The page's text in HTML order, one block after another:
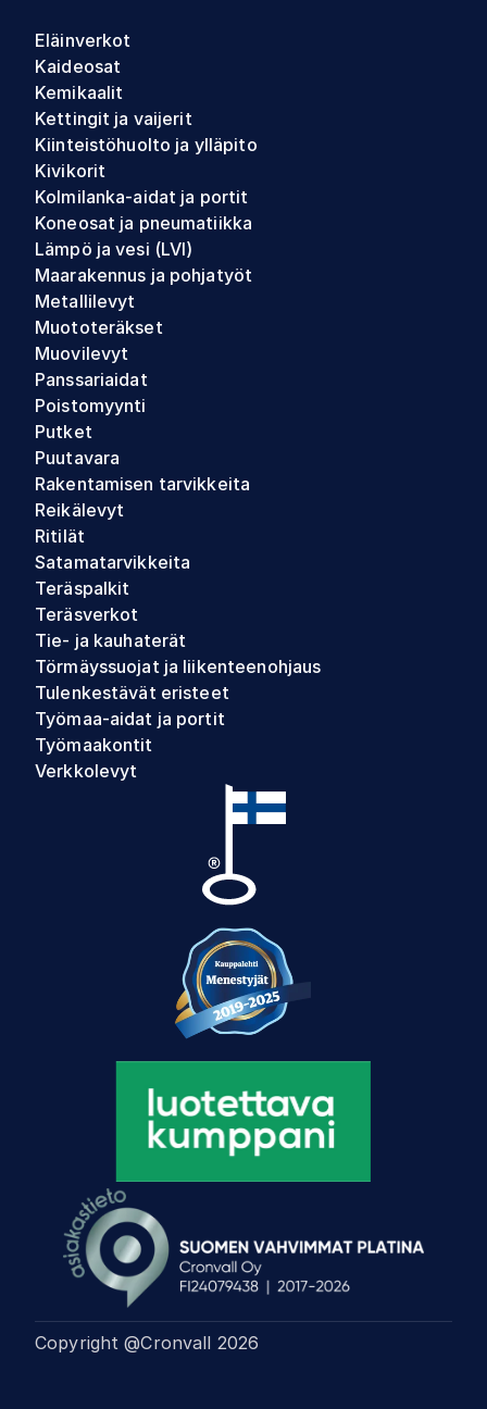
Eläinverkot
Kaideosat
Kemikaalit
Kettingit ja vaijerit
Kiinteistöhuolto ja ylläpito
Kivikorit
Kolmilanka-aidat ja portit
Koneosat ja pneumatiikka
Lämpö ja vesi (LVI)
Maarakennus ja pohjatyöt
Metallilevyt
Muototeräkset
Muovilevyt
Panssariaidat
Poistomyynti
Putket
Puutavara
Rakentamisen tarvikkeita
Reikälevyt
Ritilät
Satamatarvikkeita
Teräspalkit
Teräsverkot
Tie- ja kauhaterät
Törmäyssuojat ja liikenteenohjaus
Tulenkestävät eristeet
Työmaa-aidat ja portit
Työmaakontit
Verkkolevyt
Copyright @Cronvall 2026